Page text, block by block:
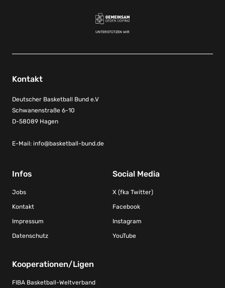
UNTERSTÜTZEN WIR
Kontakt
Deutscher Basketball Bund e.V
Schwanenstraße 6-10
D-58089 Hagen
E-Mail: info@basketball-bund.de
Infos
Jobs
Kontakt
Impressum
Datenschutz
Social Media
X (fka Twitter)
Facebook
Instagram
YouTube
Kooperationen/Ligen
FIBA Basketball-Weltverband